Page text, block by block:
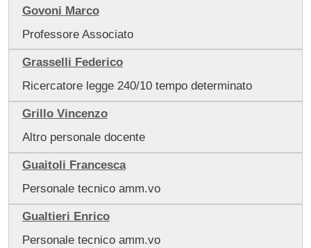
Govoni Marco
Professore Associato
Grasselli Federico
Ricercatore legge 240/10 tempo determinato
Grillo Vincenzo
Altro personale docente
Guaitoli Francesca
Personale tecnico amm.vo
Gualtieri Enrico
Personale tecnico amm.vo